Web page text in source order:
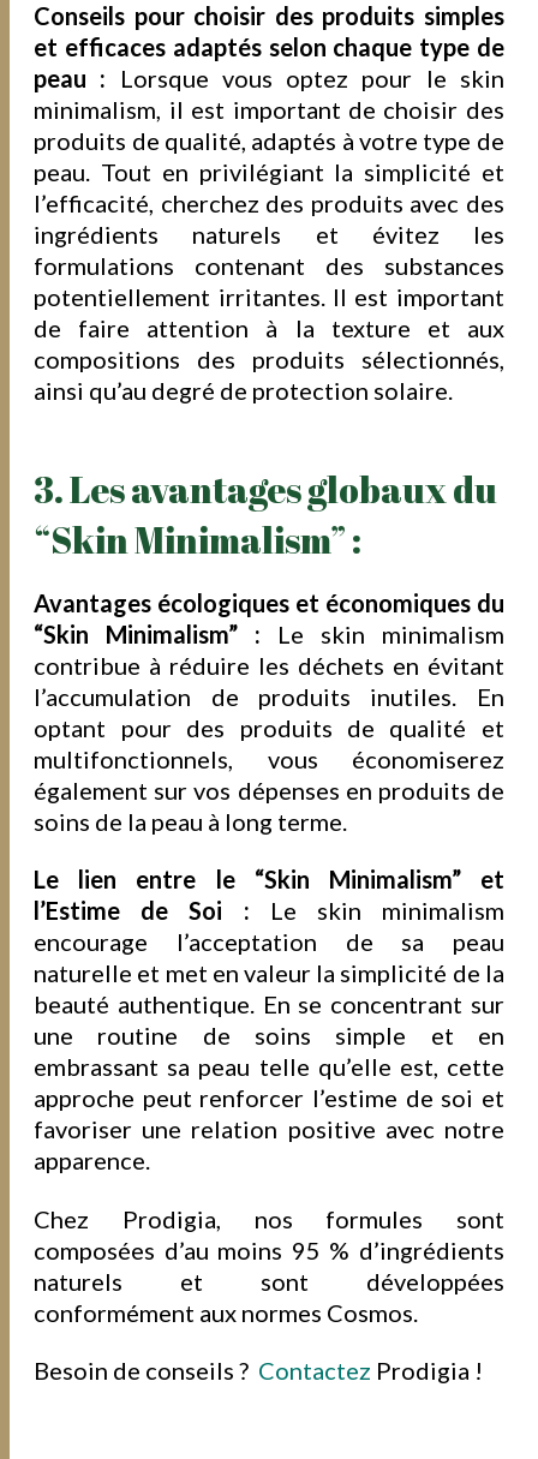
Conseils pour choisir des produits simples
et efficaces adaptés selon chaque type de
peau : Lorsque vous optez pour le skin
minimalism, il est important de choisir des
produits de qualité, adaptés à votre type de
peau. Tout en privilégiant la simplicité et
l’efficacité, cherchez des produits avec des
ingrédients naturels et évitez les
formulations contenant des substances
potentiellement irritantes. Il est important
de faire attention à la texture et aux
compositions des produits sélectionnés,
ainsi qu’au degré de protection solaire.
3. Les avantages globaux du
“Skin Minimalism” :
Avantages écologiques et économiques du
“Skin Minimalism” : Le skin minimalism
contribue à réduire les déchets en évitant
l’accumulation de produits inutiles. En
optant pour des produits de qualité et
multifonctionnels, vous économiserez
également sur vos dépenses en produits de
soins de la peau à long terme.
Le lien entre le “Skin Minimalism” et
l’Estime de Soi : Le skin minimalism
encourage l’acceptation de sa peau
naturelle et met en valeur la simplicité de la
beauté authentique. En se concentrant sur
une routine de soins simple et en
embrassant sa peau telle qu’elle est, cette
approche peut renforcer l’estime de soi et
favoriser une relation positive avec notre
apparence.
Chez Prodigia, nos formules sont
composées d’au moins 95 % d’ingrédients
naturels et sont développées
conformément aux normes Cosmos.
Besoin de conseils ? Contactez Prodigia !